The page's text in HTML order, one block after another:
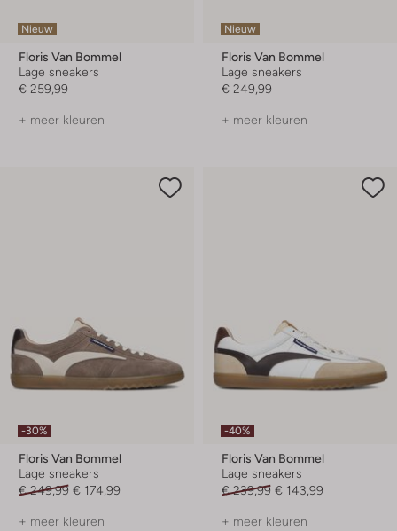
Nieuw
Floris Van Bommel
Lage sneakers
€ 259,99
+ meer kleuren
Nieuw
Floris Van Bommel
Lage sneakers
€ 249,99
+ meer kleuren
-30%
Floris Van Bommel
Lage sneakers
€ 249,99 € 174,99
+ meer kleuren
-40%
Floris Van Bommel
Lage sneakers
€ 239,99 € 143,99
+ meer kleuren